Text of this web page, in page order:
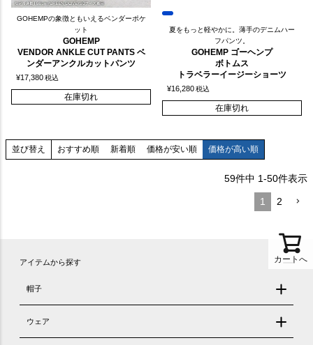
GOHEMPの象徴ともいえるベンダーポケ
ット
GOHEMP
VENDOR ANKLE CUT PANTS ベ
ンダーアンクルカットパンツ
¥17,380税込
在庫切れ
夏をもっと軽やかに。薄手のデニムハー
フパンツ。
GOHEMP ゴーヘンプ
ボトムス
トラベラーイージーショーツ
¥16,280税込
在庫切れ
並び替え おすすめ順 新着順 価格が安い順 価格が高い順
59件中 1-50件表示
1 2
カートへ
アイテムから探す
帽子
ウェア